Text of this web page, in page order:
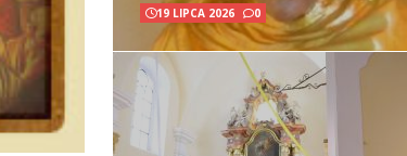
19 LIPCA 2026 0